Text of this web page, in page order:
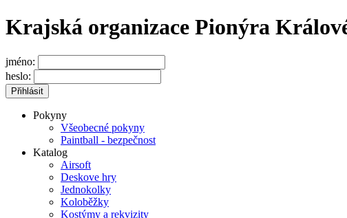
Krajská organizace Pionýra
jméno:
heslo:
Pokyny
Všeobecné pokyny
Paintball - bezpečnost
Katalog
Airsoft
Deskove hry
Jednokolky
Koloběžky
Kostýmy a rekvizity